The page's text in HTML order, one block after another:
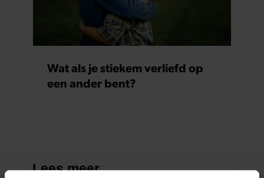
Wat als je stiekem verliefd op
een ander bent?